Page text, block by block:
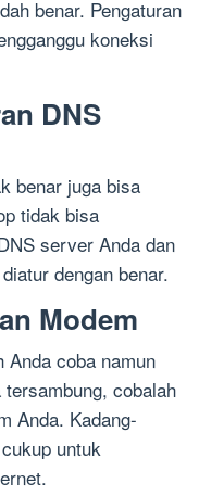
benar. Pengaturan
koneksi
DNS
benar juga bisa
tidak bisa
server Anda dan
dengan benar.
Modem
coba namun
cobalah
Anda. Kadang-
untuk